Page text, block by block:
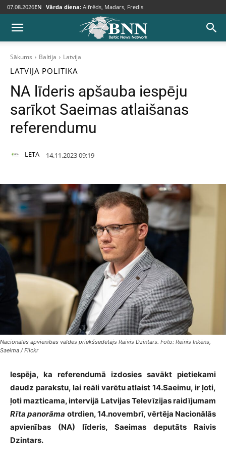
07.08.2026EN Vārda diena: Alfrēds, Madars, Fredis
Sākums Baltija Latvija
LATVIJA POLITIKA
NA līderis apšauba iespēju
sarīkot Saeimas atlaišanas
referendumu
LETA 14.11.2023 09:19
Nacionālās apvienības valdes priekšsēdētājs Raivis Dzintars. Foto: Reinis Inkēns,
Saeima / Flickr
Iespēja, ka referendumā izdosies savākt pietiekami
daudz parakstu, lai reāli varētu atlaist 14.Saeimu, ir ļoti,
ļoti mazticama, intervijā Latvijas Televīzijas raidījumam
Rīta panorāma otrdien, 14.novembrī, vērtēja Nacionālās
apvienības (NA) līderis, Saeimas deputāts Raivis
Dzintars.